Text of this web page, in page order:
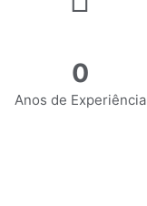
0
Anos de Experiência